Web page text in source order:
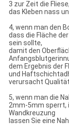
3 zur Zeit die
das Kleben nass
4, wenn man den
dass die Fläche
sein sollte,
damit den
dem Ergebnis der
und
verursacht
5, wenn man die
2mm-5mm sperrt,
Wandkreuzung
lassen Sie eine